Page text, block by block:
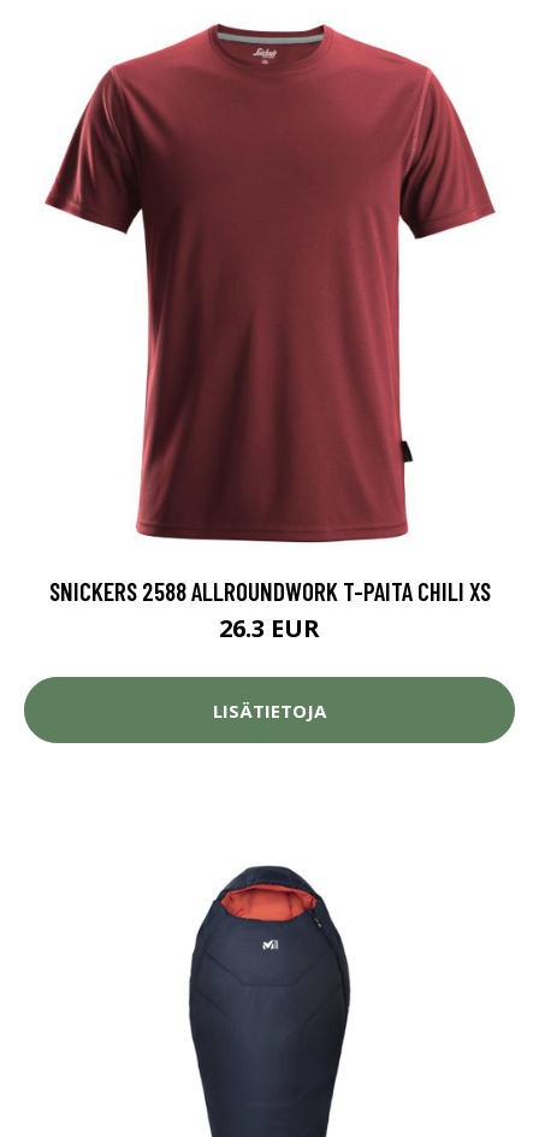
SNICKERS 2588 ALLROUNDWORK T-PAITA CHILI XS
26.3 EUR
LISÄTIETOJA